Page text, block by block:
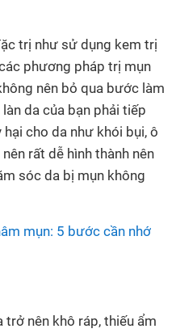
trị như sử dụng kem trị
phương pháp trị mụn
nên bỏ qua bước làm
da của bạn phải tiếp
cho da như khói bụi, ô
rất dễ hình thành nên
sóc da bị mụn không
mụn: 5 bước cần nhớ
trở nên khô ráp, thiếu ẩm